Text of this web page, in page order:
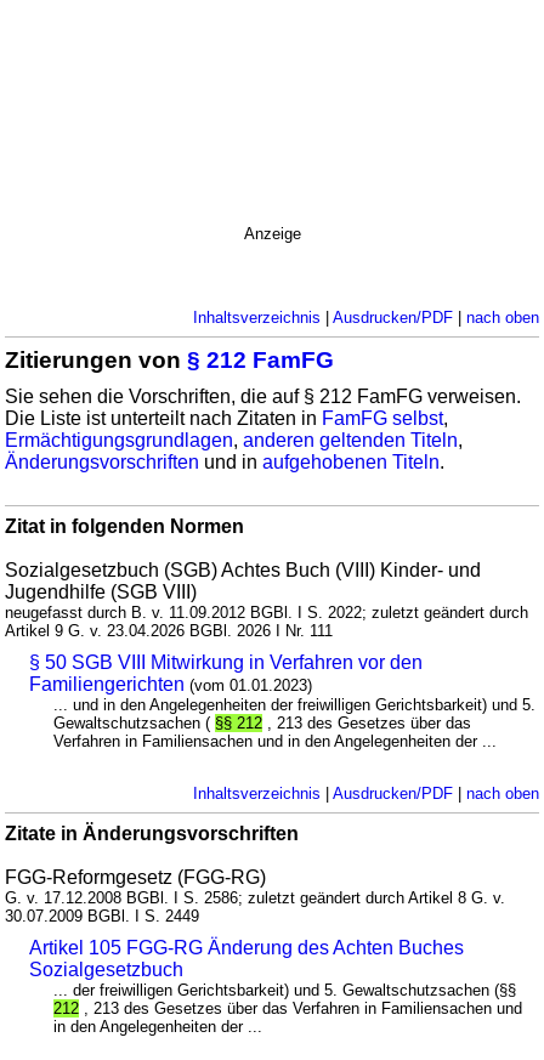
Anzeige
Inhaltsverzeichnis | Ausdrucken/PDF| nach oben
Zitierungen von§ 212 FamFG
Sie sehen die Vorschriften, die auf § 212 FamFG verweisen.
Die Liste ist unterteilt nach Zitaten in FamFG selbst,
Ermächtigungsgrundlagen,anderen geltenden Titeln,
Änderungsvorschriften und inaufgehobenen Titeln.
Zitat in folgenden Normen
Sozialgesetzbuch (SGB) Achtes Buch (VIII) Kinder- und
Jugendhilfe (SGB VIII)
neugefasst durch B. v. 11.09.2012 BGBl. I S. 2022; zuletzt geändert durch
Artikel 9 G. v. 23.04.2026 BGBl. 2026 I Nr. 111
§ 50 SGB VIII Mitwirkung in Verfahren vor den
Familiengerichten (vom 01.01.2023)
... und in den Angelegenheiten der freiwilligen Gerichtsbarkeit) und 5.
Gewaltschutzsachen ( §§ 212 , 213 des Gesetzes über das
Verfahren in Familiensachen und in den Angelegenheiten der ...
Inhaltsverzeichnis | Ausdrucken/PDF| nach oben
Zitate in Änderungsvorschriften
FGG-Reformgesetz (FGG-RG)
G. v. 17.12.2008 BGBl. I S. 2586; zuletzt geändert durch Artikel 8 G. v.
30.07.2009 BGBl. I S. 2449
Artikel 105 FGG-RG Änderung des Achten Buches
Sozialgesetzbuch
... der freiwilligen Gerichtsbarkeit) und 5. Gewaltschutzsachen (§§
212 , 213 des Gesetzes über das Verfahren in Familiensachen und
in den Angelegenheiten der ...